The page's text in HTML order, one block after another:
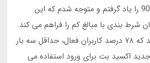
کارکرد اکسید بت 90 را یاد گرفتم و متوجه شدم که این
شرط بندی با مبالغ کم را فراهم می کند.
آمار نشان می دهد که ۷۸ درصد کاربران فعال، حداقل سه بار
اکسید بت برای ورود استفاده می